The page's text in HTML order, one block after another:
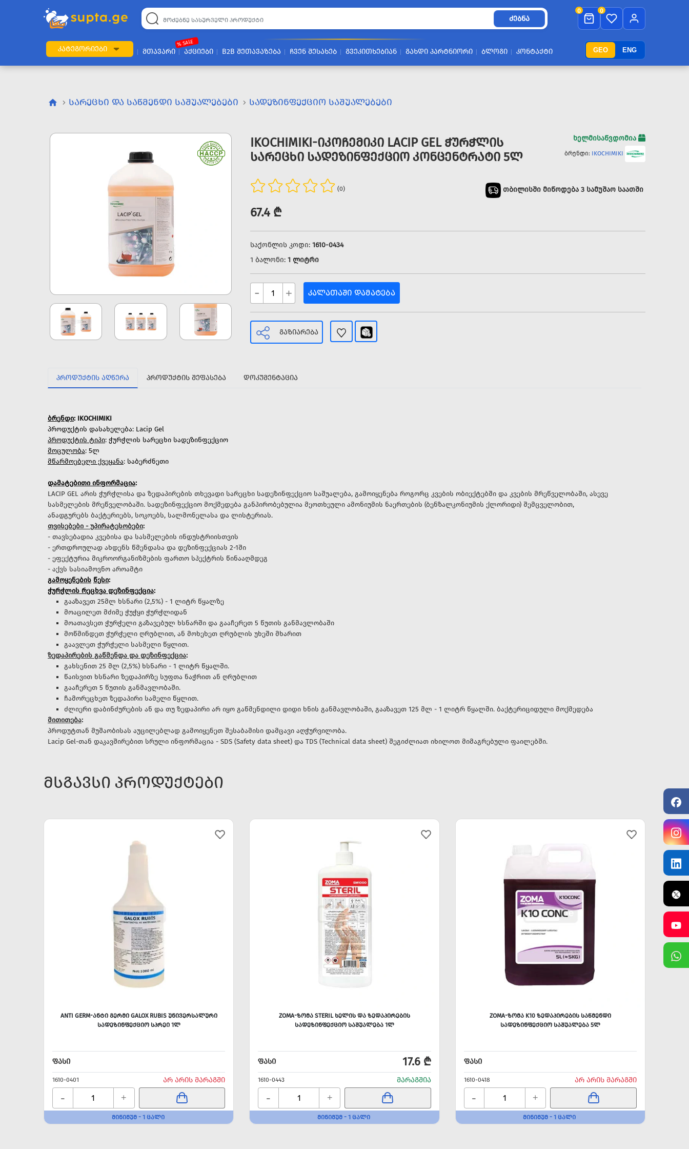
GEO ENG
ᲫᲔᲑᲜᲐ
0 0
ᲙᲐᲢᲔᲒᲝᲠᲘᲔᲑᲘ ᲛᲗᲐᲕᲐᲠᲘ ᲐᲥᲪᲘᲔᲑᲘ
% SALE
B2B ᲨᲔᲗᲐᲕᲐᲖᲔᲑᲐ ᲩᲕᲔᲜ ᲨᲔᲡᲐᲮᲔᲑ ᲒᲕᲔᲙᲘᲗᲮᲔᲑᲘᲐᲜ ᲒᲐᲮᲓᲘ ᲞᲐᲠᲢᲜᲘᲝᲠᲘ ᲑᲚᲝᲒᲘ ᲙᲝᲜᲢᲐᲥᲢᲘ
ᲡᲐᲠᲔᲪᲮᲘ ᲓᲐ ᲡᲐᲬᲛᲔᲜᲓᲘ ᲡᲐᲨᲣᲐᲚᲔᲑᲔᲑᲘ ᲡᲐᲓᲔᲖᲘᲜᲤᲔᲥᲪᲘᲝ ᲡᲐᲨᲣᲐᲚᲔᲑᲔᲑᲘ
IKOCHIMIKI-ᲘᲙᲝᲩᲔᲛᲘᲙᲘ LACIP GEL ᲭᲣᲠᲭᲚᲘᲡ
ᲡᲐᲠᲔᲪᲮᲘ ᲡᲐᲓᲔᲖᲘᲜᲤᲔᲥᲪᲘᲝ ᲙᲝᲜᲪᲔᲜᲢᲠᲐᲢᲘ 5Ლ
ხელმისაწვდომია
ბრენდი: IKOCHIMIKI
(0)
67.4 ₾
თბილისში მიწოდება 3 სამუშაო საათში
საქონლის კოდი:1610-0434
1 ბალონი:1 ლიტრი
- + ᲙᲐᲚᲐᲗᲐᲨᲘ ᲓᲐᲛᲐᲢᲔᲑᲐ
ᲒᲐᲖᲘᲐᲠᲔᲑᲐ
ᲞᲠᲝᲓᲣᲥᲢᲘᲡ ᲐᲦᲬᲔᲠᲐ ᲞᲠᲝᲓᲣᲥᲢᲘᲡ ᲨᲔᲤᲐᲡᲔᲑᲐ ᲓᲝᲙᲣᲛᲔᲜᲢᲐᲪᲘᲐ
ბრენდი: IKOCHIMIKI
პროდუქტის დასახელება: Lacip Gel
პროდუქტის ტიპი: ჭურჭლის სარეცხი სადეზინფექციო
მოცულობა: 5ლ
მწარმოებელი ქვეყანა: საბერძნეთი
დამატებითი ინფორმაცია:
LACIP GEL არის ჭურჭლისა და ზედაპირების თხევადი სარეცხი სადეზინფექციო საშუალება, გამოიყენება როგორც კვების ობიექტებში და კვების მრეწველობაში, ასევე
სასმელების მრეწველობაში. სადეზინფექციო მოქმედება განპირობებულია მეოთხეული ამონიუმის ნაერთების (ბენზალკონიუმის ქლორიდი) შემცველობით,
ანადგურებს ბაქტერიებს, სოკოებს, სალმონელასა და ლისტერიას.
თვისებები - უპირატესობები:
- თავსებადია კვებისა და სასმელების ინდუსტრიისთვის
- ერთდროულად ახდენს წმენდასა და დეზინფექციას 2-1ში
- ეფექტურია მიკროორგანიზმების ფართო სპექტრის წინააღმდეგ
- აქვს სასიამოვნო აროამტი
გამოყენების წესი:
ჭურჭლის რეცხვა დეზინფექცია:
გააზავეთ 25მლ ხსნარი (2,5%) - 1 ლიტრ წყალზე
მოაცილეთ მძიმე ჭუჭყი ჭურჭლიდან
მოათავსეთ ჭურჭელი გაზავებულ ხსნარში და გააჩერეთ 5 წუთის განმავლობაში
მოწმინდეთ ჭურჭელი ღრუბლით, ან მოხეხეთ ღრუბლის უხეში მხარით
გაავლეთ ჭურჭელი სასმელი წყლით.
ზედაპირების გაწმენდა და დეზინფექცია:
გახსენით 25 მლ (2,5%) ხსნარი - 1 ლიტრ წყალში.
წაისვით ხსნარი ზედაპირზე სუფთა ნაჭრით ან ღრუბლით
გააჩერეთ 5 წუთის განმავლობაში.
ჩამორეცხეთ ზედაპირი სამელი წყლით.
ძლიერი დაბინძურების ან და თუ ზედაპირი არ იყო გაწმენდილი დიდი ხნის განმავლობაში, გააზავეთ 125 მლ - 1 ლიტრ წყალში. ბაქტერიციდული მოქმედება
მითითება:
პროდუტთან მუშაობისას აუცილებლად გამოიყენეთ შესაბამისი დამცავი აღჭურვილობა.
Lacip Gel-თან დაკავშირებით სრული ინფორმაცია - SDS (Safety data sheet) და TDS (Technical data sheet) შეგიძლიათ იხილოთ მიმაგრებული ფაილებში.
ᲛᲡᲒᲐᲕᲡᲘ ᲞᲠᲝᲓᲣᲥᲢᲔᲑᲘ
ANTI GERM-ᲐᲜᲢᲘ ᲒᲔᲠᲛᲘ GALOX RUBIS ᲣᲜᲘᲕᲔᲠᲡᲐᲚᲣᲠᲘ
ᲡᲐᲓᲔᲖᲘᲜᲤᲔᲥᲪᲘᲝ ᲡᲞᲠᲔᲘ 1Ლ
ᲤᲐᲡᲘ
1610-0401 ᲐᲠ ᲐᲠᲘᲡ ᲛᲐᲠᲐᲒᲨᲘ
- +
ᲛᲘᲜᲘᲛᲣᲛ - 1 ᲪᲐᲚᲘ
ZOMA-ᲖᲝᲛᲐ STERIL ᲮᲔᲚᲘᲡ ᲓᲐ ᲖᲔᲓᲐᲞᲘᲠᲔᲑᲘᲡ
ᲡᲐᲓᲔᲖᲘᲜᲤᲔᲥᲪᲘᲝ ᲡᲐᲨᲣᲐᲚᲔᲑᲐ 1Ლ
ᲤᲐᲡᲘ 17.6 ₾
1610-0443 ᲛᲐᲠᲐᲒᲨᲘᲐ
- +
ᲛᲘᲜᲘᲛᲣᲛ - 1 ᲪᲐᲚᲘ
ZOMA-ᲖᲝᲛᲐ K10 ᲖᲔᲓᲐᲞᲘᲠᲔᲑᲘᲡ ᲡᲐᲬᲛᲔᲜᲓᲘ
ᲡᲐᲓᲔᲖᲘᲜᲤᲔᲥᲪᲘᲝ ᲡᲐᲨᲣᲐᲚᲔᲑᲐ 5Ლ
ᲤᲐᲡᲘ
1610-0418 ᲐᲠ ᲐᲠᲘᲡ ᲛᲐᲠᲐᲒᲨᲘ
- +
ᲛᲘᲜᲘᲛᲣᲛ - 1 ᲪᲐᲚᲘ